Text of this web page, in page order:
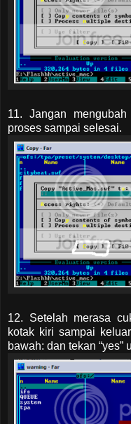
11. Jangan
proses sampai selesai.
12. Setelah merasa
kotak kiri sampai
bawah: dan tekan “yes”